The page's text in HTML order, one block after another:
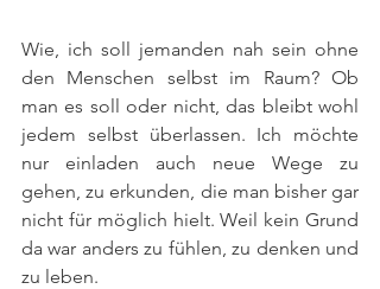
Wie, ich soll jemanden nah sein ohne
den Menschen selbst im Raum? Ob
man es soll oder nicht, das bleibt wohl
jedem selbst überlassen. Ich möchte
nur einladen auch neue Wege zu
gehen, zu erkunden, die man bisher gar
nicht für möglich hielt. Weil kein Grund
da war anders zu fühlen, zu denken und
zu leben.